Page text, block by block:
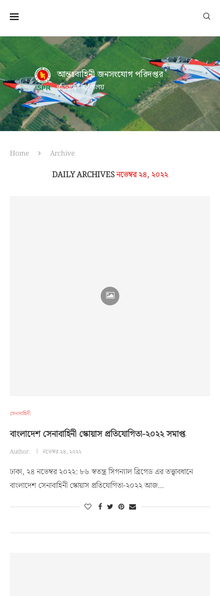
আন্তঃবাহিনী জনসংযোগ পরিদপ্তর
প্রতিরক্ষা মন্ত্রণালয়
Home Archive
DAILY ARCHIVESনভেম্বর ২৪, ২০২২
সেনাবাহিনী
বাংলাদেশ সেনাবাহিনী স্কোয়াস প্রতিযোগিতা-২০২২ সমাপ্ত
Author: নভেম্বর ২৪, ২০২২
ঢাকা, ২৪ নভেম্বর ২০২২: ৮৬ স্বতন্ত্র সিগন্যাল ব্রিগেড এর তত্ত্বাবধানে
বাংলাদেশ সেনাবাহিনী স্কোয়াস প্রতিযোগিতা-২০২২ আজ…